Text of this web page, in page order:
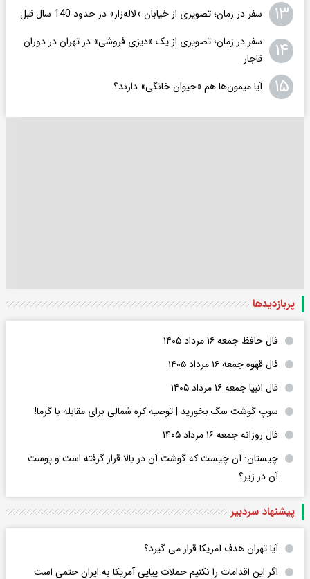
۱۳ سفر در زمان؛ تصویری از خیابان «لاله‌زار» در حدود 140 سال قبل
۱۴
سفر در زمان؛ تصویری از یک «دیزی فروشی» در تهران در دوران
قاجار
۱۵ آیا میمون‌ها هم «حیوان خانگی» دارند؟
پربازدید‌ها
فال حافظ جمعه ۱۶ مرداد ۱۴۰۵
فال قهوه جمعه ۱۶ مرداد ۱۴۰۵
فال انبیا جمعه ۱۶ مرداد ۱۴۰۵
سوپ گوشت سگ بخورید | توصیه کره شمالی برای مقابله با گرما!
فال روزانه جمعه ۱۶ مرداد ۱۴۰۵
چیستان: آن چیست که گوشت آن در بالا قرار گرفته است و پوست
آن در زیر؟
پیشنهاد سردبیر
آیا تهران هدف آمریکا قرار می گیرد؟
اگر این اقدامات را نکنیم حملات پیاپی آمریکا به ایران حتمی است